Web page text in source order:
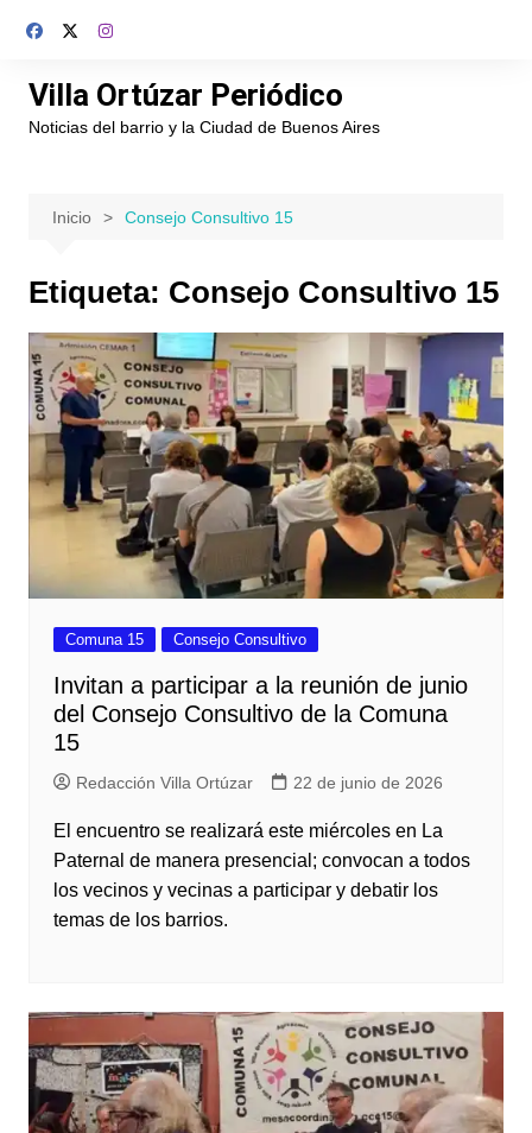
Villa Ortúzar Periódico
Noticias del barrio y la Ciudad de Buenos Aires
Inicio Consejo Consultivo 15
Etiqueta: Consejo Consultivo 15
Comuna 15 Consejo Consultivo
Invitan a participar a la reunión de junio
del Consejo Consultivo de la Comuna
15
Redacción Villa Ortúzar 22 de junio de 2026
El encuentro se realizará este miércoles en La
Paternal de manera presencial; convocan a todos
los vecinos y vecinas a participar y debatir los
temas de los barrios.